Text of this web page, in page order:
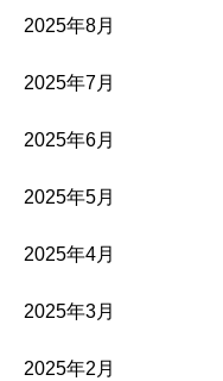
2025年8月
2025年7月
2025年6月
2025年5月
2025年4月
2025年3月
2025年2月